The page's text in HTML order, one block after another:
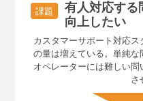
課題
有人対応する
向上したい
カスタマーサポート対応
の量は増えている。単純
オペレーターには難しい
さ